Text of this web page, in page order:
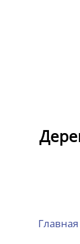
Главная